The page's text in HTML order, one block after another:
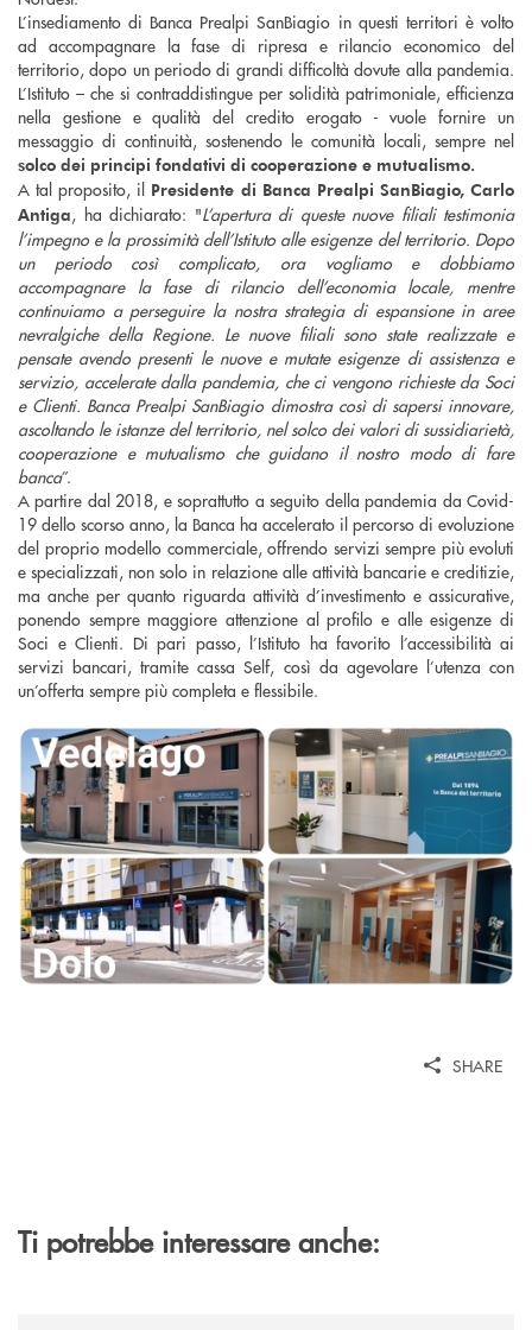
L’insediamento di Banca Prealpi SanBiagio in questi territori è volto
ad accompagnare la fase di ripresa e rilancio economico del
territorio, dopo un periodo di grandi difficoltà dovute alla pandemia.
L’Istituto – che si contraddistingue per solidità patrimoniale, efficienza
nella gestione e qualità del credito erogato - vuole fornire un
messaggio di continuità, sostenendo le comunità locali, sempre nel
solco dei principi fondativi di cooperazione e mutualismo.
A tal proposito, il Presidente di Banca Prealpi SanBiagio, Carlo
Antiga, ha dichiarato: "L’apertura di queste nuove filiali testimonia
l’impegno e la prossimità dell’Istituto alle esigenze del territorio. Dopo
un periodo così complicato, ora vogliamo e dobbiamo
accompagnare la fase di rilancio dell’economia locale, mentre
continuiamo a perseguire la nostra strategia di espansione in aree
nevralgiche della Regione. Le nuove filiali sono state realizzate e
pensate avendo presenti le nuove e mutate esigenze di assistenza e
servizio, accelerate dalla pandemia, che ci vengono richieste da Soci
e Clienti. Banca Prealpi SanBiagio dimostra così di sapersi innovare,
ascoltando le istanze del territorio, nel solco dei valori di sussidiarietà,
cooperazione e mutualismo che guidano il nostro modo di fare
banca”.
A partire dal 2018, e soprattutto a seguito della pandemia da Covid-
19 dello scorso anno, la Banca ha accelerato il percorso di evoluzione
del proprio modello commerciale, offrendo servizi sempre più evoluti
e specializzati, non solo in relazione alle attività bancarie e creditizie,
ma anche per quanto riguarda attività d’investimento e assicurative,
ponendo sempre maggiore attenzione al profilo e alle esigenze di
Soci e Clienti. Di pari passo, l’Istituto ha favorito l’accessibilità ai
servizi bancari, tramite cassa Self, così da agevolare l’utenza con
un’offerta sempre più completa e flessibile.
SHARE
Ti potrebbe interessare anche: